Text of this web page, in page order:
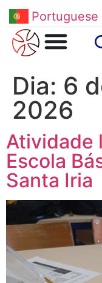
Portuguese
Dia: 6
2026
Atividade
Escola
Santa Iria